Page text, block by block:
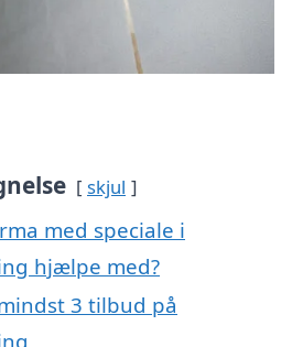
skjul
med speciale i
hjælpe med?
3 tilbud på